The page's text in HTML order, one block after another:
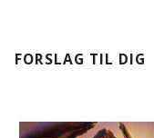
FORSLAG TIL DIG